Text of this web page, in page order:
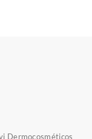
Dermocosméticos